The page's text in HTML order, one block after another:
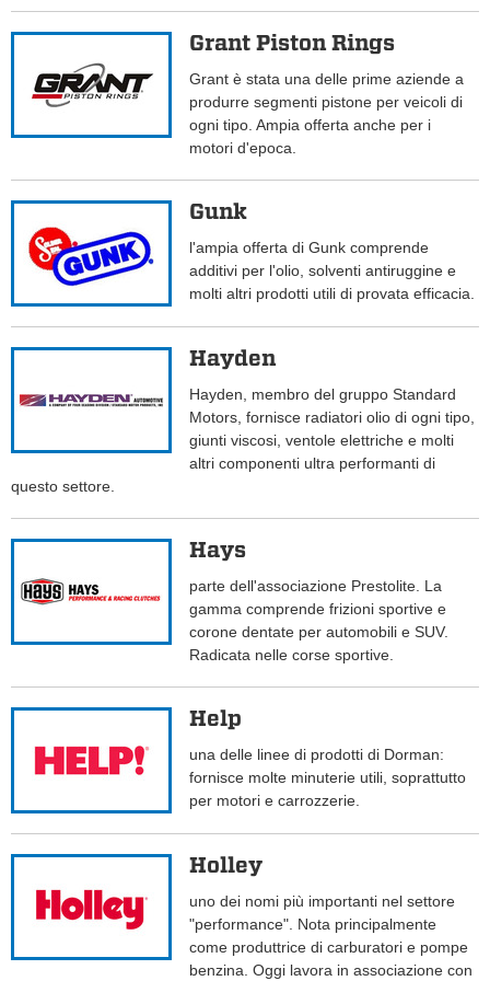
Grant Piston Rings
Grant è stata una delle prime aziende a
produrre segmenti pistone per veicoli di
ogni tipo. Ampia offerta anche per i
motori d'epoca.
Gunk
l'ampia offerta di Gunk comprende
additivi per l'olio, solventi antiruggine e
molti altri prodotti utili di provata efficacia.
Hayden
Hayden, membro del gruppo Standard
Motors, fornisce radiatori olio di ogni tipo,
giunti viscosi, ventole elettriche e molti
altri componenti ultra performanti di
questo settore.
Hays
parte dell'associazione Prestolite. La
gamma comprende frizioni sportive e
corone dentate per automobili e SUV.
Radicata nelle corse sportive.
Help
una delle linee di prodotti di Dorman:
fornisce molte minuterie utili, soprattutto
per motori e carrozzerie.
Holley
uno dei nomi più importanti nel settore
"performance". Nota principalmente
come produttrice di carburatori e pompe
benzina. Oggi lavora in associazione con